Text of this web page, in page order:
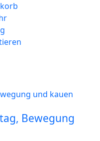
Bewegung